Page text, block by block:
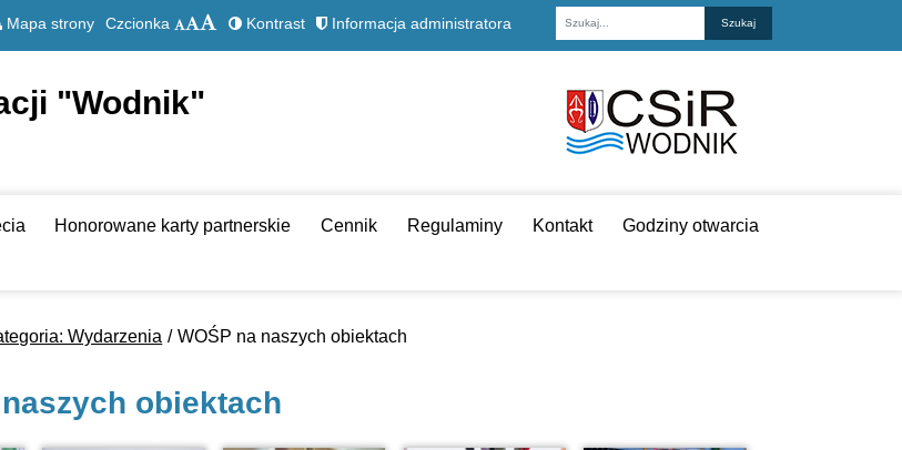
Mapa strony Czcionka Kontrast Informacja administratora
Fraza
"Wodnik"
Honorowane karty partnerskie Cennik Regulaminy Kontakt Godziny otwarcia
Wydarzenia WOŚP na naszych obiektach
obiektach